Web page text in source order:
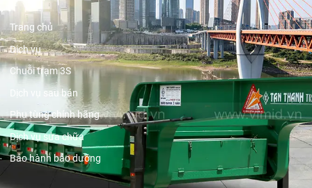
Trang chủ
Dịch vụ
Chuỗi trạm 3S
Dịch vụ sau bán
Phụ tùng chính hãng
Dịch vụ sửa chữa
Bảo hành bảo dưỡng